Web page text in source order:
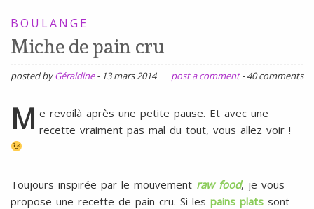
SANS
GLUTEN,
SANS
LAIT,
SOJA,
SANS
ŒUFS
BOULANGE
Miche de pain cru
posted byGéraldine - 13 mars 2014 post a comment -40 comments
M e revoilà après une petite pause. Et avec une
recette vraiment pas mal du tout, vous allez voir !
Toujours inspirée par le mouvement raw food, je vous
propose une recette de pain cru. Si les pains plats sont